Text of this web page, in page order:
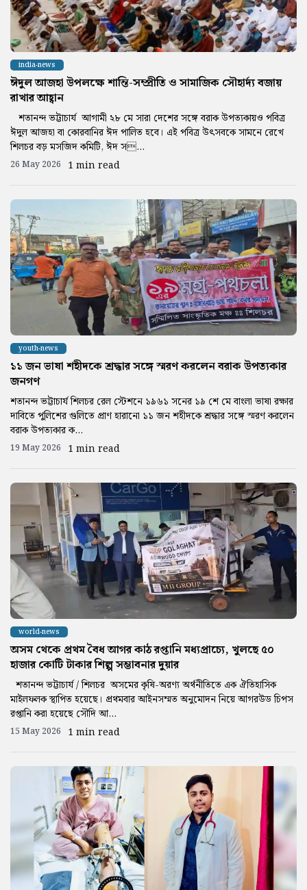
india-news
ঈদুল আজহা উপলক্ষে শান্তি-সম্প্রীতি ও সামাজিক সৌহার্দ্য বজায়
রাখার আহ্বান
শতানন্দ ভট্টাচাৰ্য আগামী ২৮ মে সারা দেশের সঙ্গে বরাক উপত্যকায়ও পবিত্র
ঈদুল আজহা বা কোরবানির ঈদ পালিত হবে। এই পবিত্র উৎসবকে সামনে রেখে
শিলচর বড় মসজিদ কমিটি, ঈদ স...
26 May 2026 1 min read
youth-news
১১ জন ভাষা শহীদকে শ্রদ্ধার সঙ্গে স্মরণ করলেন বরাক উপত্যকার
জনগণ
শতানন্দ ভট্টাচার্য শিলচর রেল স্টেশনে ১৯৬১ সনের ১৯ শে মে বাংলা ভাষা রক্ষার
দাবিতে পুলিশের গুলিতে প্রাণ হারানো ১১ জন শহীদকে শ্রদ্ধার সঙ্গে স্মরণ করলেন
বরাক উপত্যকার ক...
19 May 2026 1 min read
world-news
অসম থেকে প্রথম বৈধ আগর কাঠ রপ্তানি মধ্যপ্রাচ্যে, খুলছে ৫০
হাজার কোটি টাকার শিল্প সম্ভাবনার দুয়ার
শতানন্দ ভট্টাচার্য / শিলচর অসমের কৃষি-অরণ্য অর্থনীতিতে এক ঐতিহাসিক
মাইলফলক স্থাপিত হয়েছে। প্রথমবার আইনসম্মত অনুমোদন নিয়ে আগরউড চিপস
রপ্তানি করা হয়েছে সৌদি আ...
15 May 2026 1 min read